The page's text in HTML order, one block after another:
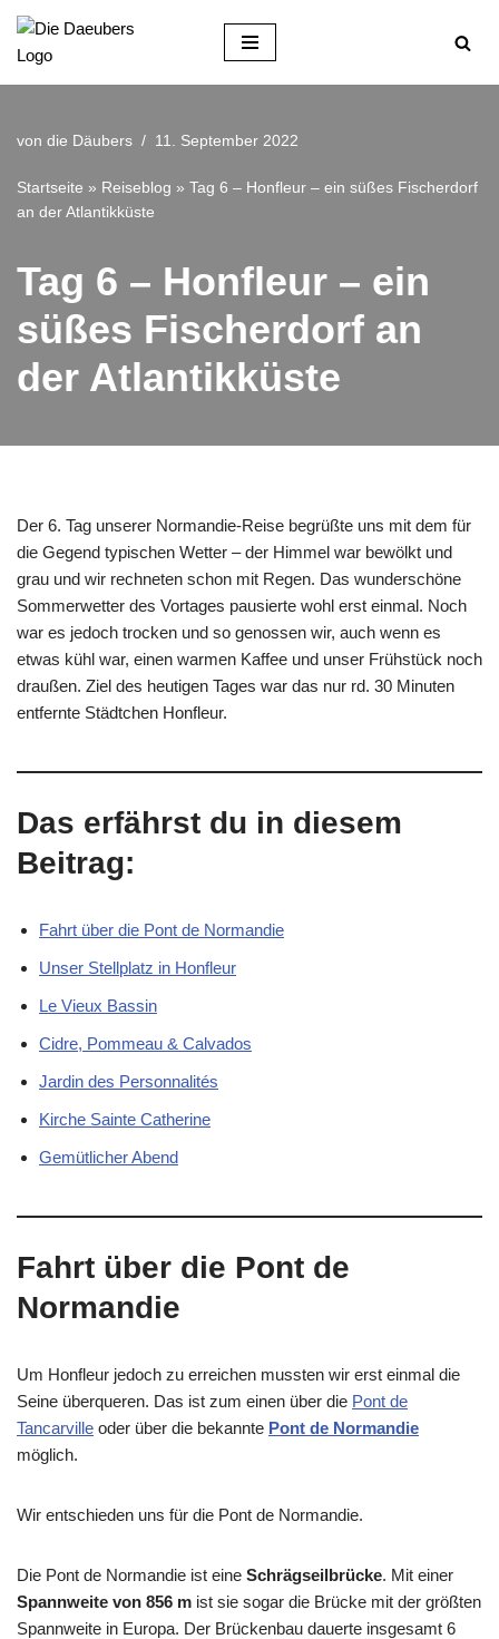
Zum
Inhalt
von die Däubers 11. September 2022
Startseite » Reiseblog » Tag 6 – Honfleur – ein süßes Fischerdorf
an der Atlantikküste
Tag 6 – Honfleur – ein
süßes Fischerdorf an
der Atlantikküste
Der 6. Tag unserer Normandie-Reise begrüßte uns mit dem für
die Gegend typischen Wetter – der Himmel war bewölkt und
grau und wir rechneten schon mit Regen. Das wunderschöne
Sommerwetter des Vortages pausierte wohl erst einmal. Noch
war es jedoch trocken und so genossen wir, auch wenn es
etwas kühl war, einen warmen Kaffee und unser Frühstück noch
draußen. Ziel des heutigen Tages war das nur rd. 30 Minuten
entfernte Städtchen Honfleur.
Das erfährst du in diesem
Beitrag:
Fahrt über die Pont de Normandie
Unser Stellplatz in Honfleur
Le Vieux Bassin
Cidre, Pommeau & Calvados
Jardin des Personnalités
Kirche Sainte Catherine
Gemütlicher Abend
Fahrt über die Pont de
Normandie
Um Honfleur jedoch zu erreichen mussten wir erst einmal die
Seine überqueren. Das ist zum einen über die Pont de
Tancarville oder über die bekannte Pont de Normandie
möglich.
Wir entschieden uns für die Pont de Normandie.
Die Pont de Normandie ist eine Schrägseilbrücke. Mit einer
Spannweite von 856 m ist sie sogar die Brücke mit der größten
Spannweite in Europa. Der Brückenbau dauerte insgesamt 6